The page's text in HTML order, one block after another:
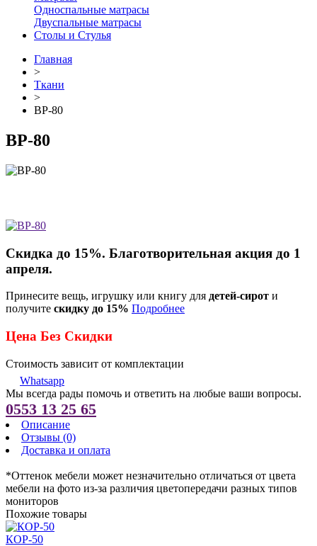
Односпальные матрасы
Двуспальные матрасы
Столы и Стулья
Главная
>
Ткани
>
ВР-80
ВР-80
Скидка до 15%. Благотворительная акция до 1
апреля.
Принесите вещь, игрушку или книгу для детей-сирот и
получите скидку до 15% Подробнее
Цена Без Скидки
Стоимость зависит от комплектации
Whatsapp
Мы всегда рады помочь и ответить на любые ваши вопросы.
0553 13 25 65
Описание
Отзывы (0)
Доставка и оплата
*Оттенок мебели может незначительно отличаться от цвета
мебели на фото из-за различия цветопередачи разных типов
мониторов
Похожие товары
КОР-50